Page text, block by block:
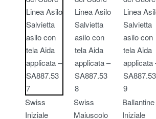
Swiss
Iniziale
Swiss
Maiuscolo
Ballantine
Iniziale